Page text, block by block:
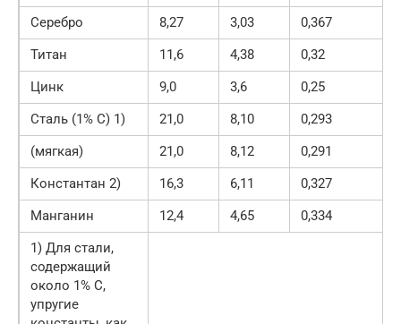
Серебро
8,27 3,03
0,367
Титан
11,6 4,38
0,32
Цинк
9,0 3,6
0,25
Сталь (1% С) 1)
21,0 8,10
0,293
(мягкая)
21,0 8,12
0,291
Константан 2)
16,3 6,11
0,327
Манганин
12,4 4,65
0,334
1) Для стали,
содержащий
около 1% С,
упругие